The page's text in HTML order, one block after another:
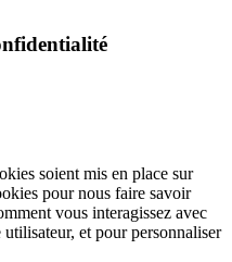
soient mis en place sur
pour nous faire savoir
vous interagissez avec
et pour personnaliser